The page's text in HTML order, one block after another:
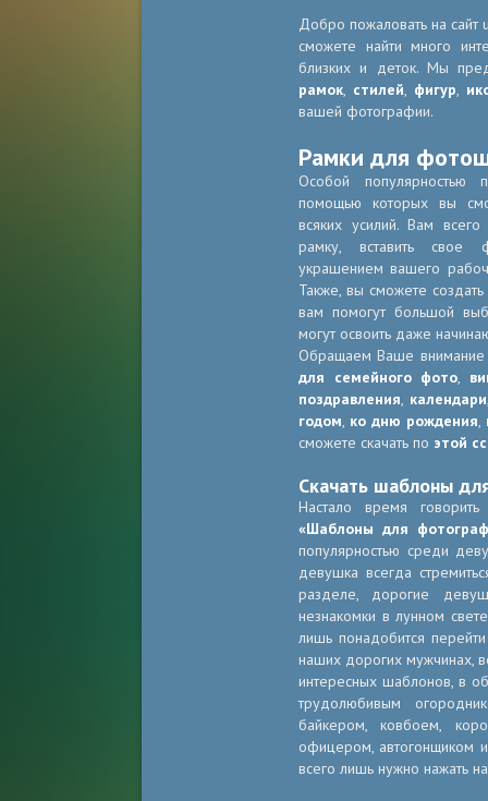
Добро пожаловать на
сможете найти много
близких и деток. Мы
рамок, стилей, фигур,
вашей фотографии.
Рамки для
Особой популярностью
помощью которых вы
всяких усилий. Вам
рамку, вставить свое
украшением вашего
Также, вы сможете
вам помогут большой
могут освоить даже
Обращаем Ваше
для семейного фото,
поздравления, календари
годом, ко дню рождения,
сможете скачать по этой
Скачать шаблоны
Настало время
«Шаблоны для
популярностью среди
девушка всегда
разделе, дорогие
незнакомки в лунном
лишь понадобится
наших дорогих мужчинах,
интересных шаблонов, в
трудолюбивым
байкером, ковбоем,
офицером, автогонщиком
всего лишь нужно нажать